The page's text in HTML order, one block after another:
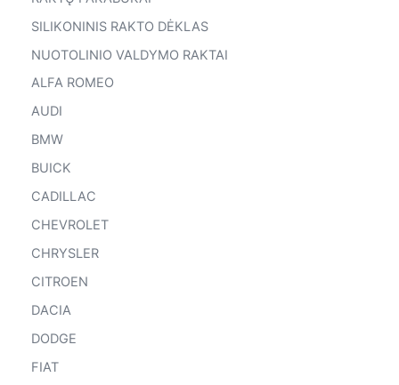
SILIKONINIS RAKTO DĖKLAS
NUOTOLINIO VALDYMO RAKTAI
ALFA ROMEO
AUDI
BMW
BUICK
CADILLAC
CHEVROLET
CHRYSLER
CITROEN
DACIA
DODGE
FIAT